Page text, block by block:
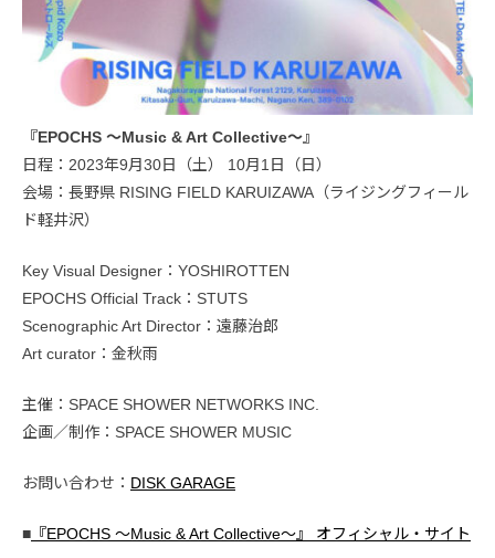
『EPOCHS 〜Music & Art Collective〜』
日程：2023年9月30日（土） 10月1日（日）
会場：長野県 RISING FIELD KARUIZAWA（ライジングフィール
ド軽井沢）
Key Visual Designer：YOSHIROTTEN
EPOCHS Official Track：STUTS
Scenographic Art Director：遠藤治郎
Art curator：金秋雨
主催：SPACE SHOWER NETWORKS INC.
企画／制作：SPACE SHOWER MUSIC
お問い合わせ： DISK GARAGE
■ 『EPOCHS 〜Music & Art Collective〜』 オフィシャル・サイト